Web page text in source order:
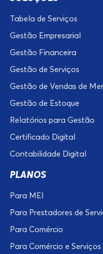
Tabela de Serviços
Gestão Empresarial
Gestão Financeira
Gestão de Serviços
Gestão de Vendas de
Gestão de Estoque
Relatórios para Gestão
Certificado Digital
Contabilidade Digital
PLANOS
Para MEI
Para Prestadores de
Para Comércio
Para Comércio e Serviços